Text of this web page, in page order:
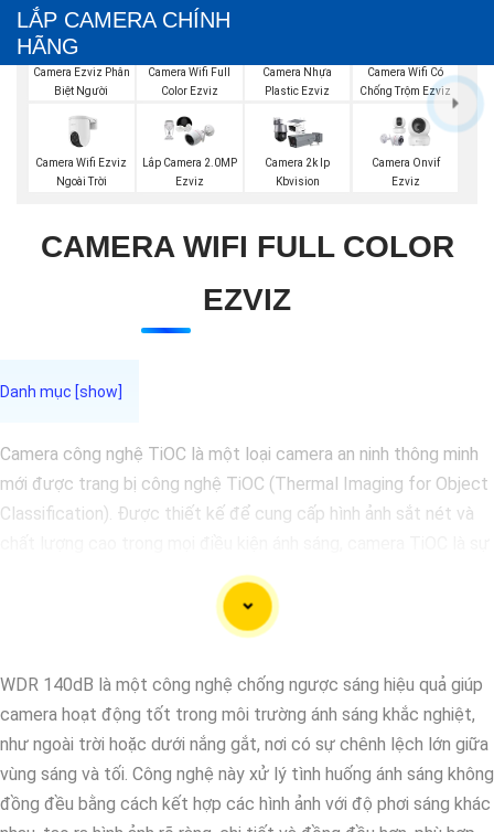
LẮP CAMERA CHÍNH
HÃNG
Camera Ezviz Phân
Biệt Người
Camera Wifi Full
Color Ezviz
Camera Nhựa
Plastic Ezviz
Camera Wifi Có
Chống Trộm Ezviz
Camera Wifi Ezviz
Ngoài Trời
Lắp Camera 2.0MP
Ezviz
Camera 2k Ip
Kbvision
Camera Onvif
Ezviz
CAMERA WIFI FULL COLOR
EZVIZ
Camera công nghệ TiOC là một loại camera an ninh thông minh
mới được trang bị công nghệ TiOC (Thermal Imaging for Object
Classification). Được thiết kế để cung cấp hình ảnh sắt nét và
lựa chọn lý tưởng để bảo vệ ngôi nhà hay doanh nghiệp của bạn.
Với công nghệ TiOC, camera có khả năng phân biệt rõ ràng giữa
người và vật thể khác, giúp hạn chế tối đa việc báo động giả và
được trang bị cảm biến hồng ngoại và công nghệ AI để giữ cho
hình ảnh luôn rõ ràng, ngay cả trong điều kiện ánh sáng yếu.
Với khả năng ghi hình sắc nét và độ phân giải cao, camera TiOC
sẽ giúp bạn yên tâm theo dõi và giám sát mọi hoạt động xung
quanh ngôi nhà hay doanh nghiệp của mình. Đồng thời, tính năng
WDR 140dB là một công nghệ chống ngược sáng hiệu quả giúp
camera hoạt động tốt trong môi trường ánh sáng khắc nghiệt,
như ngoài trời hoặc dưới nắng gắt, nơi có sự chênh lệch lớn giữa
vùng sáng và tối. Công nghệ này xử lý tình huống ánh sáng không
đồng đều bằng cách kết hợp các hình ảnh với độ phơi sáng khác